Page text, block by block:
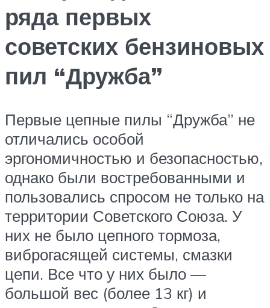
ряда первых
советских бензиновых
пил “Дружба”
Первые цепные пилы “Дружба” не
отличались особой
эргономичностью и безопасностью,
однако были востребованными и
пользовались спросом не только на
территории Советского Союза. У
них не было цепного тормоза,
виброгасящей системы, смазки
цепи. Все что у них было —
большой вес (более 13 кг) и